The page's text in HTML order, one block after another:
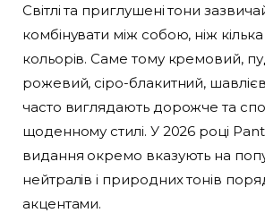
Світлі та приглушені тони
комбінувати між собою, ніж
кольорів. Саме тому кремовий,
рожевий, сіро-блакитний,
часто виглядають дорожче та
щоденному стилі. У 2026 році
видання окремо вказують на
нейтралів і природних тонів
акцентами.